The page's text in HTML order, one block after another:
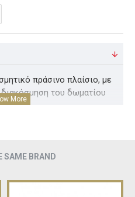
πράσινο πλαίσιο, με
διακόσμηση του δωματίου
SAME BRAND